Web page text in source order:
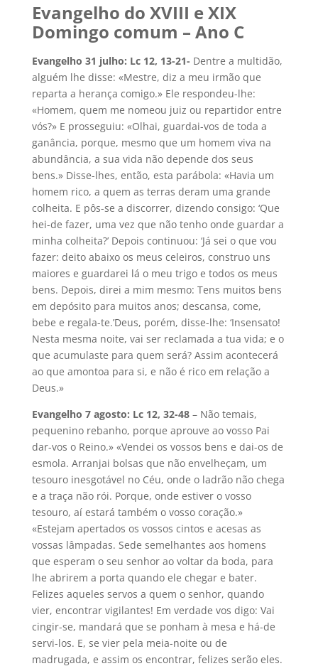
Evangelho do XVIII e XIX
Domingo comum – Ano C
Evangelho 31 julho: Lc 12, 13-21- Dentre a multidão,
alguém lhe disse: «Mestre, diz a meu irmão que
reparta a herança comigo.» Ele respondeu-lhe:
«Homem, quem me nomeou juiz ou repartidor entre
vós?» E prosseguiu: «Olhai, guardai-vos de toda a
ganância, porque, mesmo que um homem viva na
abundância, a sua vida não depende dos seus
bens.» Disse-lhes, então, esta parábola: «Havia um
homem rico, a quem as terras deram uma grande
colheita. E pôs-se a discorrer, dizendo consigo: ‘Que
hei-de fazer, uma vez que não tenho onde guardar a
minha colheita?’ Depois continuou: ‘Já sei o que vou
fazer: deito abaixo os meus celeiros, construo uns
maiores e guardarei lá o meu trigo e todos os meus
bens. Depois, direi a mim mesmo: Tens muitos bens
em depósito para muitos anos; descansa, come,
bebe e regala-te.’Deus, porém, disse-lhe: ‘Insensato!
Nesta mesma noite, vai ser reclamada a tua vida; e o
que acumulaste para quem será? Assim acontecerá
ao que amontoa para si, e não é rico em relação a
Deus.»
Evangelho 7 agosto: Lc 12, 32-48– Não temais,
pequenino rebanho, porque aprouve ao vosso Pai
dar-vos o Reino.» «Vendei os vossos bens e dai-os de
esmola. Arranjai bolsas que não envelheçam, um
tesouro inesgotável no Céu, onde o ladrão não chega
e a traça não rói. Porque, onde estiver o vosso
tesouro, aí estará também o vosso coração.»
«Estejam apertados os vossos cintos e acesas as
vossas lâmpadas. Sede semelhantes aos homens
que esperam o seu senhor ao voltar da boda, para
lhe abrirem a porta quando ele chegar e bater.
Felizes aqueles servos a quem o senhor, quando
vier, encontrar vigilantes! Em verdade vos digo: Vai
cingir-se, mandará que se ponham à mesa e há-de
servi-los. E, se vier pela meia-noite ou de
madrugada, e assim os encontrar, felizes serão eles.